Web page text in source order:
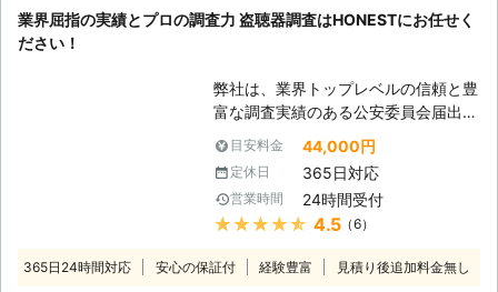
らゆる場所で調査】 一戸建てはもち
業界最安】 調査を依頼すると、利用
料金が非常に高額になることがありま
すが、「ラブ探偵事務所」は、探偵業
界の相場以下となる明確な料金体系
で、盗聴器発見調査や盗撮器発見調査
を依頼できます。
千葉県
業界屈指の実績とプロの調査力 盗聴器調査はHONESTにお任せく
ださい！
弊社は、業界トップレベルの信頼と豊
富な調査実績のある公安委員会届出済
み、日本調査業協会に加盟している探
偵事務所です。 2006年より営業開始
して年間約400件の調査を行っており
ます。 盗聴というのは、とても卑劣
な犯罪です。個人のプライバシーを無
ます。興味本位だったり、ストーカー
目安料金 44,000円
定休日 365日対応
営業時間 24時間受付
★★★★★ 4.5（6）
365日24時間対応 安心の保証付 経験豊富 見積り後追加料金無し